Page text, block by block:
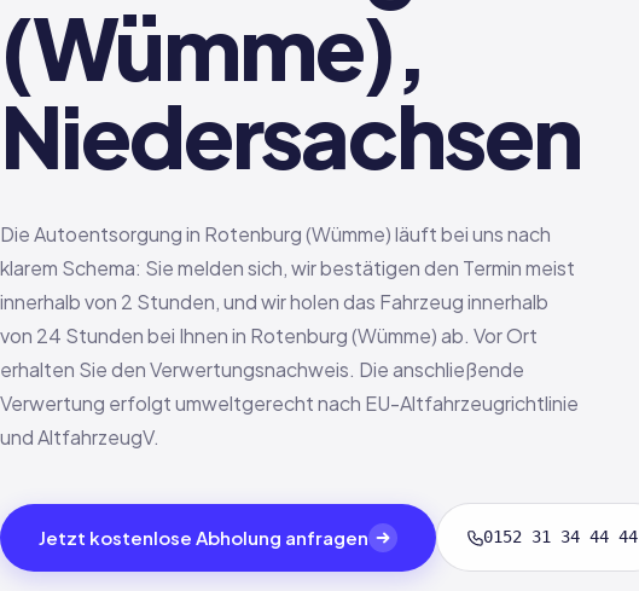
(Wümme),
Niedersachsen
Die Autoentsorgung in Rotenburg (Wümme) läuft bei uns nach
klarem Schema: Sie melden sich, wir bestätigen den Termin meist
innerhalb von 2 Stunden, und wir holen das Fahrzeug innerhalb
von 24 Stunden bei Ihnen in Rotenburg (Wümme) ab. Vor Ort
erhalten Sie den Verwertungsnachweis. Die anschließende
Verwertung erfolgt umweltgerecht nach EU-Altfahrzeugrichtlinie
und AltfahrzeugV.
Jetzt kostenlose Abholung anfragen 0152 31 34 44 44